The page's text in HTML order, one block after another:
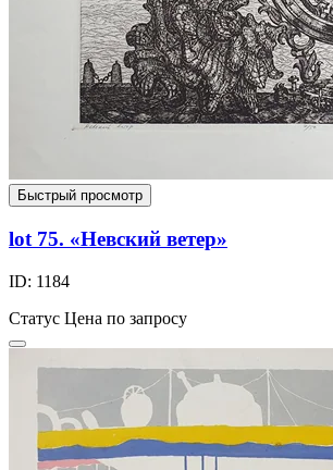
Быстрый просмотр
lot 75. «Невский ветер»
ID: 1184
Статус Цена по запросу